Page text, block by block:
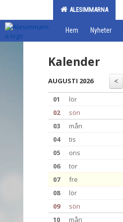
ALESIMMARNA
Hem Nyheter
Kalender
AUGUSTI 2026
01
lör
02
sön
03
mån
04
tis
05
ons
06
tor
07
fre
08
lör
09
sön
10
mån